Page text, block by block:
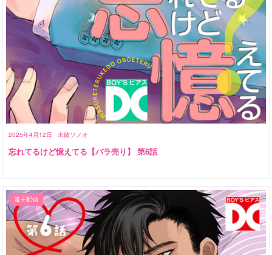
2025年4月12日 未散ソノオ
忘れてるけど憶えてる【バラ売り】 第6話
電子配信